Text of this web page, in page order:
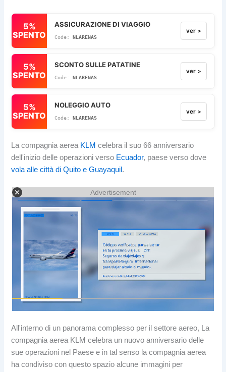
5%
SPENTO
ASSICURAZIONE DI VIAGGIO
NLARENAS
ver >
5%
SPENTO
SCONTO SULLE PATATINE
NLARENAS
ver >
5%
SPENTO
NOLEGGIO AUTO
NLARENAS
ver >
La compagnia aerea KLM celebra il suo 66 anniversario
dell'inizio delle operazioni verso Ecuador, paese verso dove
vola alle città di Quito e Guayaquil .
Advertisement
All'interno di un panorama complesso per il settore aereo, La
compagnia aerea KLM celebra un nuovo anniversario delle
sue operazioni nel Paese e in tal senso la compagnia aerea
ha condiviso con questo spazio alcune immagini per